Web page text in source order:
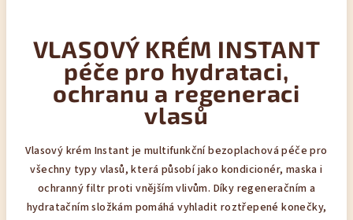
VLASOVÝ KRÉM INSTANT
péče pro hydrataci,
ochranu a regeneraci
vlasů
Vlasový krém Instant je multifunkční bezoplachová péče pro
všechny typy vlasů, která působí jako kondicionér, maska i
ochranný filtr proti vnějším vlivům. Díky regeneračním a
hydratačním složkám pomáhá vyhladit roztřepené konečky,